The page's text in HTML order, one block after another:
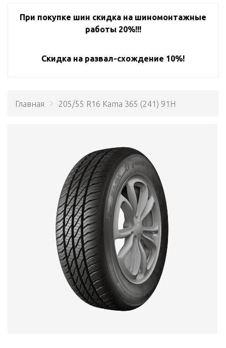
При покупке шин скидка на шиномонтажные
работы 20%!!!
Скидка на развал-схождение 10%!
Главная 205/55 R16 Kama 365 (241) 91H